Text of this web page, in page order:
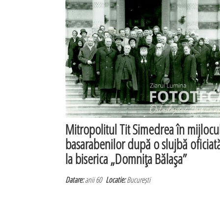
Mitropolitul Tit Simedrea în
basarabenilor după o slujbă
la biserica „Domniţa Bălaşa”
Datare:anii 60Locatie:București